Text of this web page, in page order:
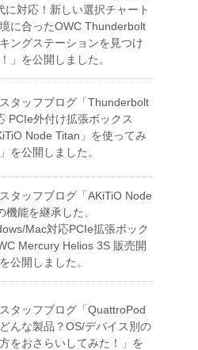
に対応！新しい選択チャート
に合ったOWC Thunderbolt
キングステーションを見つけ
」を公開しました。
タッフブログ「Thunderbolt
PCIe外付け拡張ボックス
Node Titan」を使ってみ
を公開しました。
タッフブログ「AKiTiO Node
機能を継承した、
Mac対応PCIe拡張ボック
Mercury Helios 3S 販売開
公開しました。
タッフブログ「QuattroPod
んな製品？OS/デバイス別の
をおさらいしてみた！」を